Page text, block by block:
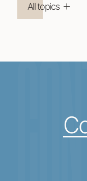
All topics